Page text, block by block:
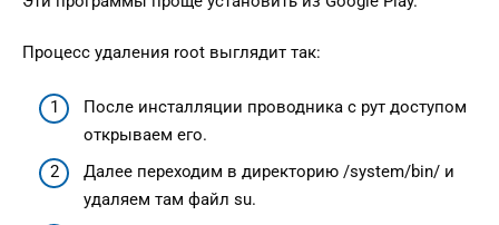
Процесс удаления root выглядит так:
После инсталляции проводника с рут доступом
открываем его.
Далее переходим в директорию /system/bin/ и
удаляем там файл su.